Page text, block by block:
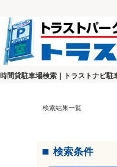
時間貸駐車場検索｜トラストナビ駐
検索結果一覧
検索条件